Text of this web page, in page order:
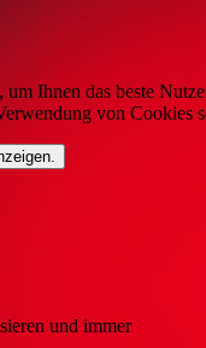
Ihnen das beste
von Cookies
und immer